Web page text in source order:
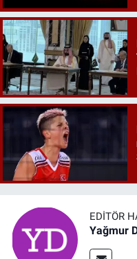
EDITÖR
Yağmur